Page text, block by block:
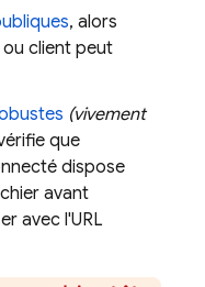
, alors
client peut
(vivement
que
dispose
avant
avec l'URL